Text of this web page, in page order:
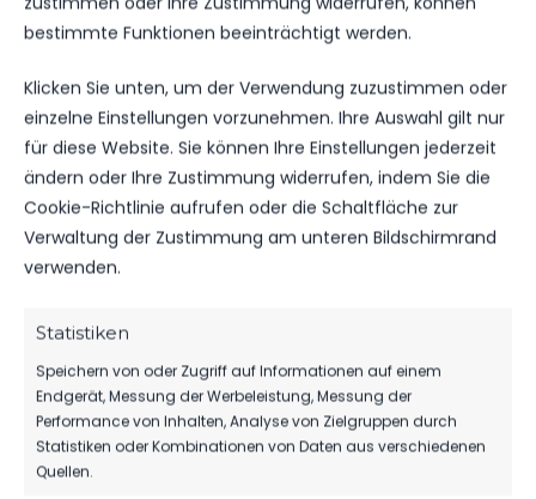
bestimmte Funktionen beeinträchtigt werden.
Klicken Sie unten, um der Verwendung zuzustimmen oder
einzelne Einstellungen vorzunehmen. Ihre Auswahl gilt nur
für diese Website. Sie können Ihre Einstellungen jederzeit
ändern oder Ihre Zustimmung widerrufen, indem Sie die
Cookie-Richtlinie aufrufen oder die Schaltfläche zur
Verwaltung der Zustimmung am unteren Bildschirmrand
verwenden.
Statistiken
Speichern von oder Zugriff auf Informationen auf einem
Endgerät, Messung der Werbeleistung, Messung der
Performance von Inhalten, Analyse von Zielgruppen durch
Statistiken oder Kombinationen von Daten aus verschiedenen
Quellen.
2024
Uhr
Eintracht 1901
e. V.
Luckenwalde
B-Jugend
0:3
SO.., 24.
MÄRZ
2024
11:00
FSV 63
Luckenwalde
B-Jugend
vs.
11:00
Landesliga
SO.., 15.
OKT.
2023
11:00
Oranienburger
Fussball-Club
Eintracht 1901
e. V.
2:3
Landesliga